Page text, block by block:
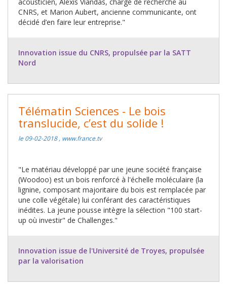
CNRS, et Marion Aubert, ancienne communicante, ont
décidé d’en faire leur entreprise."
Innovation issue du CNRS, propulsée par la SATT
Nord
Télématin Sciences - Le bois
translucide, c’est du solide !
le 09-02-2018 , www.france.tv
"Le matériau développé par une jeune société française
(Woodoo) est un bois renforcé à l'échelle moléculaire (la
lignine, composant majoritaire du bois est remplacée par
une colle végétale) lui conférant des caractéristiques
inédites. La jeune pousse intègre la sélection "100 start-
up où investir" de Challenges."
Innovation issue de l'Université de Troyes, propulsée
par la valorisation